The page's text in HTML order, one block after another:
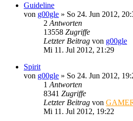
Guideline
von g00gle » So 24. Jun 2012,
2 Antworten
13558 Zugriffe
Letzter Beitrag von g00gle
Mi 11. Jul 2012, 21:29
Spirit
von g00gle » So 24. Jun 2012,
1 Antworten
8341 Zugriffe
Letzter Beitrag von
Mi 11. Jul 2012, 19:22